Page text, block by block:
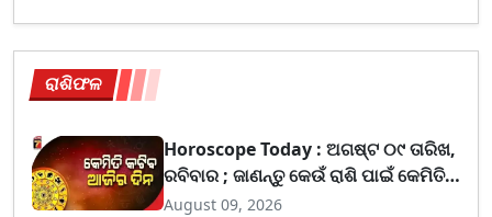
ରାଶିଫଳ
Horoscope Today : ଅଗଷ୍ଟ ୦୯ ତାରିଖ,
ରବିବାର ; ଜାଣନ୍ତୁ କେଉଁ ରାଶି ପାଇଁ କେମିତି
ରହିବ ଆଜିର ଦିନ
August 09, 2026